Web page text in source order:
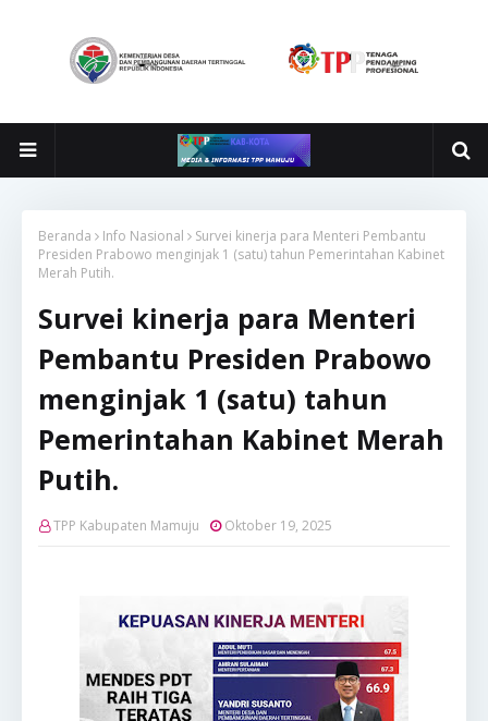
Beranda Info Nasional
Survei kinerja para Menteri Pembantu
Presiden Prabowo menginjak 1 (satu) tahun Pemerintahan Kabinet
Merah Putih.
Survei kinerja para Menteri
Pembantu Presiden Prabowo
menginjak 1 (satu) tahun
Pemerintahan Kabinet Merah
Putih.
TPP Kabupaten Mamuju Oktober 19, 2025